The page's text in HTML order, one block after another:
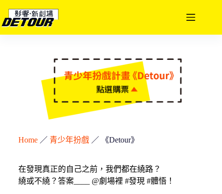
Home／ 青少年扮戲／ 《Detour》
在發現真正的自己之前，我們都在繞路？
繞或不繞？答案____ @劇場裡 #發現 #體悟！